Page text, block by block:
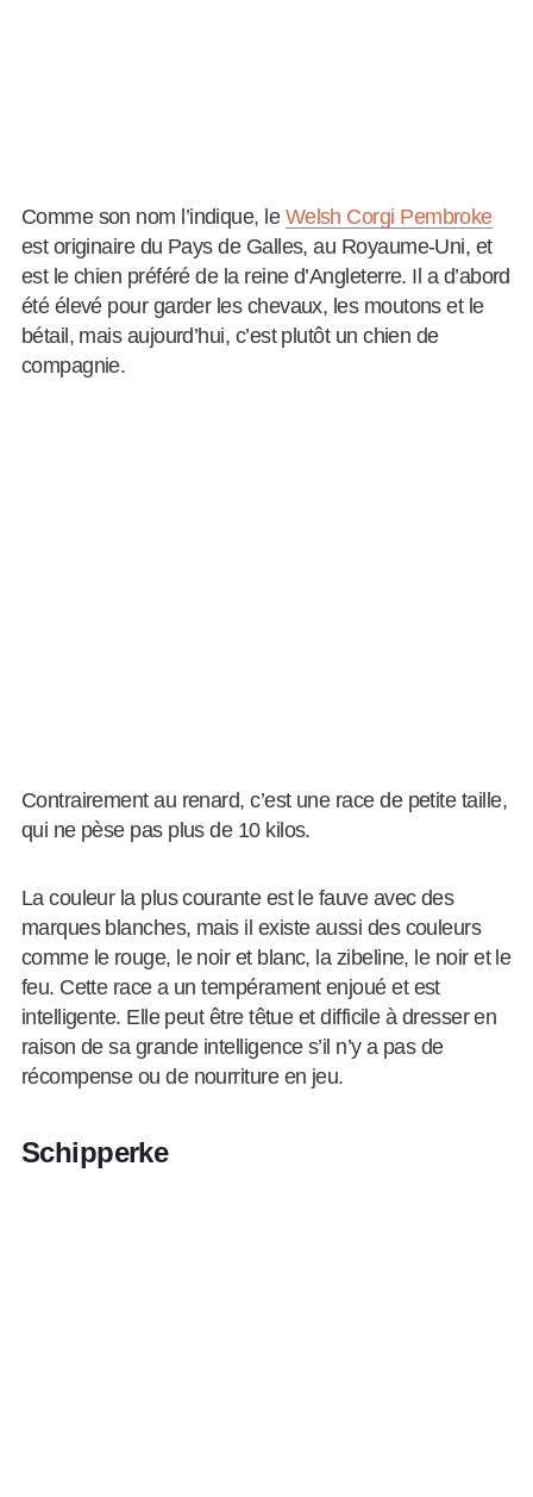
Comme son nom l’indique, le Welsh Corgi Pembroke
est originaire du Pays de Galles, au Royaume-Uni, et
est le chien préféré de la reine d’Angleterre. Il a d’abord
été élevé pour garder les chevaux, les moutons et le
bétail, mais aujourd’hui, c’est plutôt un chien de
compagnie.
Contrairement au renard, c’est une race de petite taille,
qui ne pèse pas plus de 10 kilos.
La couleur la plus courante est le fauve avec des
marques blanches, mais il existe aussi des couleurs
comme le rouge, le noir et blanc, la zibeline, le noir et le
feu. Cette race a un tempérament enjoué et est
intelligente. Elle peut être têtue et difficile à dresser en
raison de sa grande intelligence s’il n’y a pas de
récompense ou de nourriture en jeu.
Schipperke